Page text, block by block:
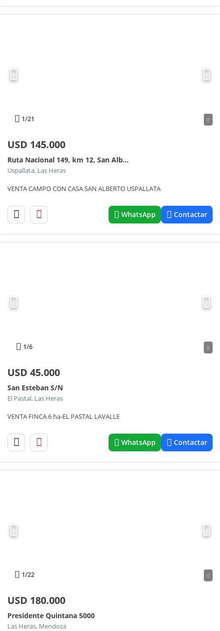
1/21 0
USD 145.000
Ruta Nacional 149, km 12, San Alberto, Uspallata, Mendoza 100
Uspallata, Las Heras
VENTA CAMPO CON CASA SAN ALBERTO USPALLATA
WhatsApp Contactar
1/6 0
USD 45.000
San Esteban S/N
El Pastal, Las Heras
VENTA FINCA 6 ha-EL PASTAL LAVALLE
WhatsApp Contactar
1/22 0
USD 180.000
Presidente Quintana 5000
Las Heras, Mendoza